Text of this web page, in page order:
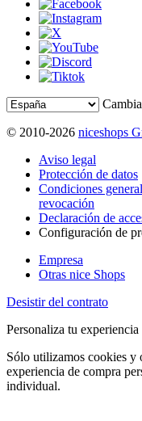
© 2010-2026 niceshops
Aviso legal
Protección de datos
Condiciones
revocación
Declaración de
Configuración de
Empresa
Otras nice Shops
Desistir del contrato
Personaliza tu experiencia
Sólo utilizamos cookies y
experiencia de compra
individual.